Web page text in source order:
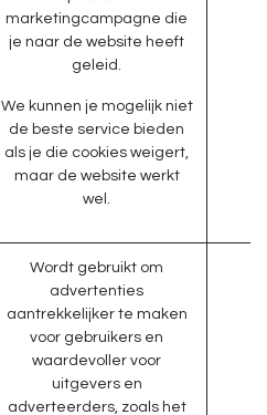
marketingcampagne die
je naar de website heeft
geleid.
We kunnen je mogelijk niet
de beste service bieden
als je die cookies weigert,
maar de website werkt
wel.
Wordt gebruikt om
advertenties
aantrekkelijker te maken
voor gebruikers en
waardevoller voor
uitgevers en
adverteerders, zoals het